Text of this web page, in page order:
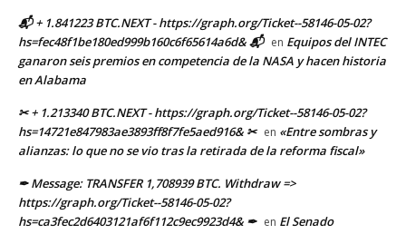
📬 + 1.841223 BTC.NEXT - https://graph.org/Ticket--58146-05-02?
hs=fec48f1be180ed999b160c6f65614a6d& 📬 en Equipos del INTEC
ganaron seis premios en competencia de la NASA y hacen historia
en Alabama
✂ + 1.213340 BTC.NEXT - https://graph.org/Ticket--58146-05-02?
hs=14721e847983ae3893ff8f7fe5aed916& ✂ en «Entre sombras y
alianzas: lo que no se vio tras la retirada de la reforma fiscal»
✒ Message: TRANSFER 1,708939 BTC. Withdraw =>
https://graph.org/Ticket--58146-05-02?
hs=ca3fec2d6403121af6f112c9ec9923d4& ✒ en El Senado